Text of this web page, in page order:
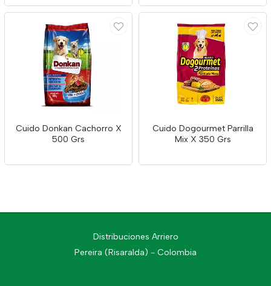
Cuido Donkan Cachorro X
500 Grs
Cuido Dogourmet Parrilla
Mix X 350 Grs
Distribuciones Arriero
Pereira (Risaralda) - Colombia